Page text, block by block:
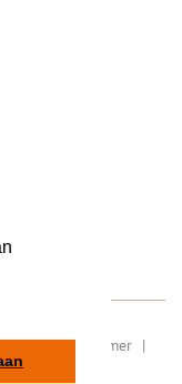
| Disclaimer |